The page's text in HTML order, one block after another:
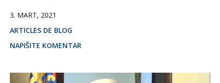
3. MART, 2021
ARTICLES DE BLOG
NAPIŠITE KOMENTAR